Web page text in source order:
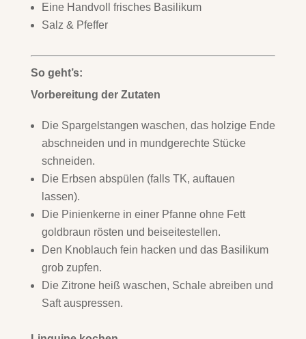
Eine Handvoll frisches Basilikum
Salz & Pfeffer
So geht’s:
Vorbereitung der Zutaten
Die Spargelstangen waschen, das holzige Ende
abschneiden und in mundgerechte Stücke
schneiden.
Die Erbsen abspülen (falls TK, auftauen
lassen).
Die Pinienkerne in einer Pfanne ohne Fett
goldbraun rösten und beiseitestellen.
Den Knoblauch fein hacken und das Basilikum
grob zupfen.
Die Zitrone heiß waschen, Schale abreiben und
Saft auspressen.